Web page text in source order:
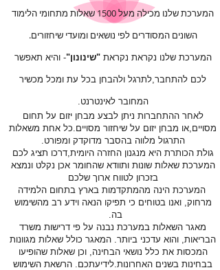
המערכת שלנו מכילה מעל 1500 שאלות מתחומי הלימוד
השונים המסודרים לפי נושאים ומועדי שיחזורים.
המערכת שלנו נקראת נקראת"שינונון"- והיא תאפשר
לכם להתחבר,לתרגל ולהבחן בכל עת ומכל מכשיר
המחובר לאינטרנט.
לאחר ההתחברות ניתן לבצע מבחן יזום על תחום
מסויים,או מבחן יזום על שיחזור מסויים.כל אחת משאלות
התרגול מלווה בהסבר מדוקדק ומפורט.
גולת הכותרת היא מנגנון החזרה היומית,דרכו תציג לכם
המערכת שאלות שונות ותוודא שהחומר אכן נקלט ונמצא
בזכרון לטווח ארוך שלכם
המערכת הינה מהמתקדמות בארץ בתחום הלמידה
מרחוק, ואנו בטוחים כי תפיקו הנאה וידע רב מהשימוש
בה.
מאגר השאלות במערכת נבנה על פי דרישות משרד
הבריאות, והוא עדכני ביותר. המאגר כולל שאלות מגוונות
המכסות את כלל נושאי הבחינה, וכן שאלות שהופיעו
בבחינות בשנים האחרונות.לידיעתכם. הרשאת השימוש